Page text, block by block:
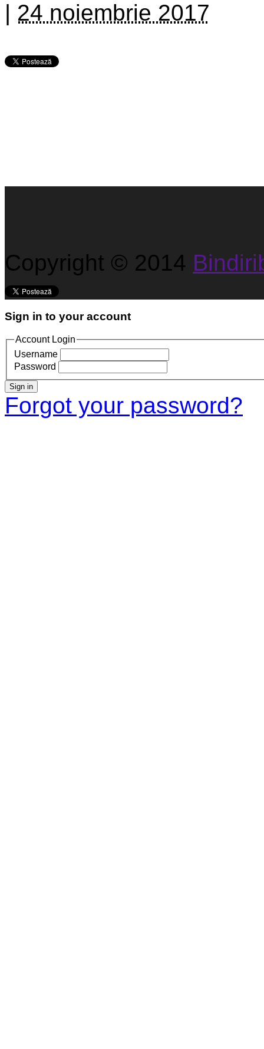
| 24 noiembrie 2017
Copyright © 2014
Sign in to your account
Account Login
Username
Password
Sign in
Forgot your password?